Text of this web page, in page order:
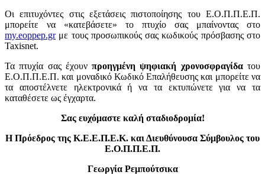
Οι επιτυχόντες στις εξετάσεις πιστοποίησης του Ε.Ο.Π.Π.Ε.Π.
μπορείτε να «κατεβάσετε» το πτυχίο σας μπαίνοντας στο
my.eoppep.grμε τους προσωπικούς σας κωδικούς πρόσβασης στο
Taxisnet.
Τα πτυχία σας έχουνπροηγμένη ψηφιακή χρονοσφραγίδατου
Ε.Ο.Π.Π.Ε.Π. και μοναδικό Κωδικό Επαλήθευσης και μπορείτε να
τα αποστέλνετε ηλεκτρονικά ή να τα εκτυπώνετε για να τα
καταθέσετε ως έγχαρτα.
Σας ευχόμαστε καλή σταδιοδρομία!
Η Πρόεδρος της Κ.Ε.Ε.Π.Ε.Κ. και Διευθύνουσα Σύμβουλος του
Ε.Ο.Π.Π.Ε.Π.
Γεωργία Ρεμπούτσικα